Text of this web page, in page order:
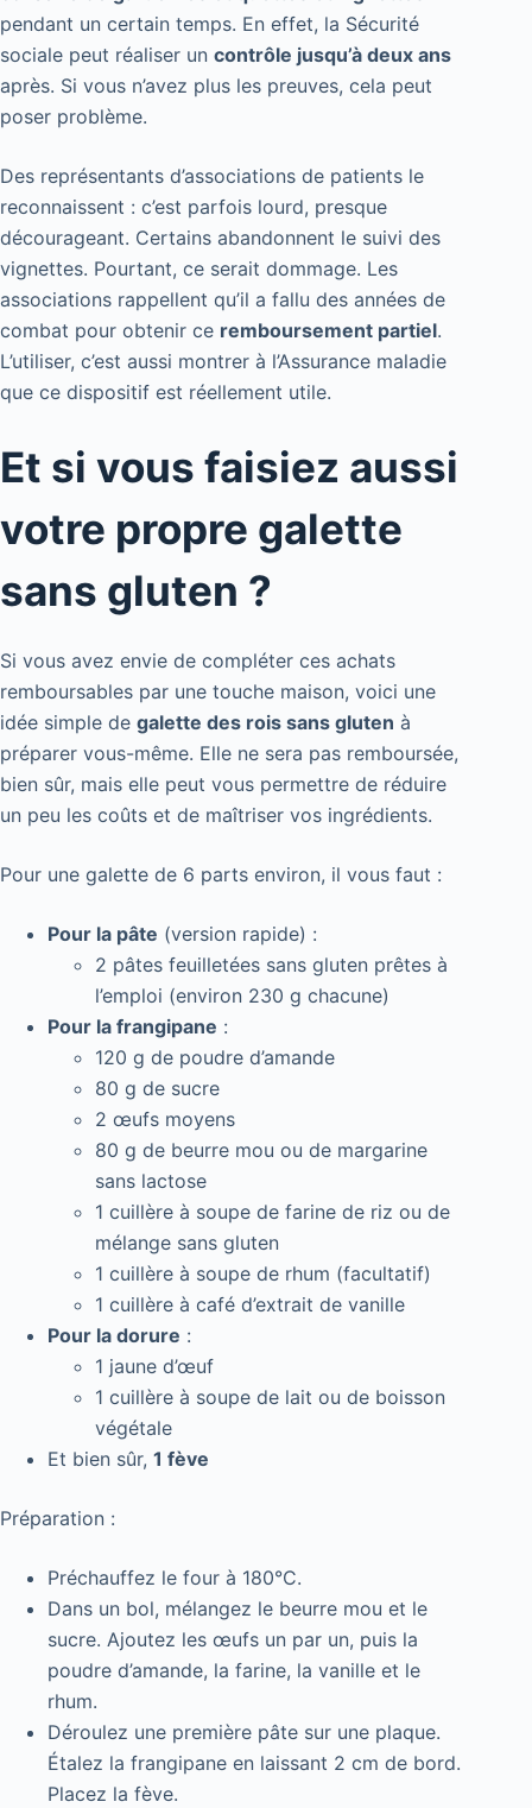
pendant un certain temps. En effet, la Sécurité
sociale peut réaliser un contrôle jusqu’à deux ans
après. Si vous n’avez plus les preuves, cela peut
poser problème.
Des représentants d’associations de patients le
reconnaissent : c’est parfois lourd, presque
décourageant. Certains abandonnent le suivi des
vignettes. Pourtant, ce serait dommage. Les
associations rappellent qu’il a fallu des années de
combat pour obtenir ce remboursement partiel.
L’utiliser, c’est aussi montrer à l’Assurance maladie
que ce dispositif est réellement utile.
Et si vous faisiez aussi
votre propre galette
sans gluten ?
Si vous avez envie de compléter ces achats
remboursables par une touche maison, voici une
idée simple de galette des rois sans gluten à
préparer vous-même. Elle ne sera pas remboursée,
bien sûr, mais elle peut vous permettre de réduire
un peu les coûts et de maîtriser vos ingrédients.
Pour une galette de 6 parts environ, il vous faut :
Pour la pâte (version rapide) :
2 pâtes feuilletées sans gluten prêtes à
l’emploi (environ 230 g chacune)
Pour la frangipane :
120 g de poudre d’amande
80 g de sucre
2 œufs moyens
80 g de beurre mou ou de margarine
sans lactose
1 cuillère à soupe de farine de riz ou de
mélange sans gluten
1 cuillère à soupe de rhum (facultatif)
1 cuillère à café d’extrait de vanille
Pour la dorure :
1 jaune d’œuf
1 cuillère à soupe de lait ou de boisson
végétale
Et bien sûr, 1 fève
Préparation :
Préchauffez le four à 180°C.
Dans un bol, mélangez le beurre mou et le
sucre. Ajoutez les œufs un par un, puis la
poudre d’amande, la farine, la vanille et le
rhum.
Déroulez une première pâte sur une plaque.
Étalez la frangipane en laissant 2 cm de bord.
Placez la fève.